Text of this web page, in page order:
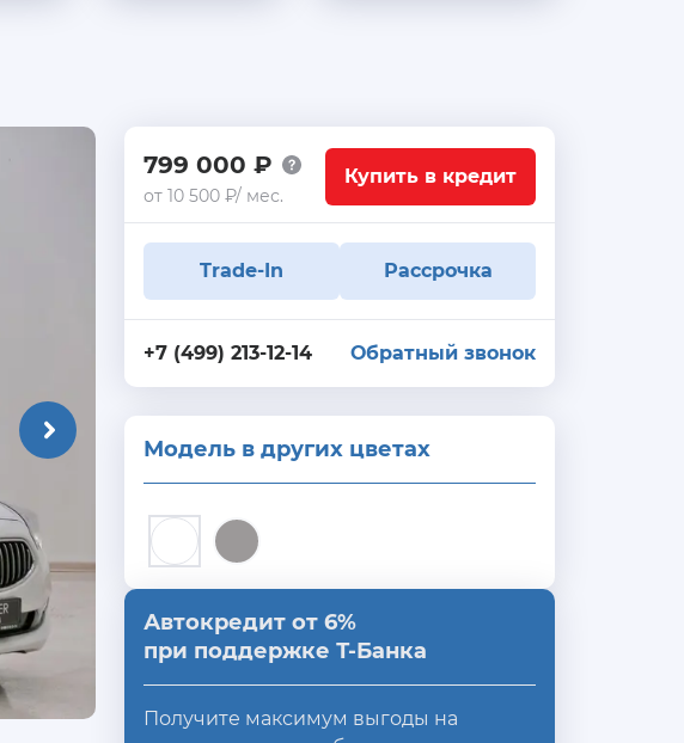
799 000 ₽
от 10 500 ₽/ мес.
Купить в кредит
Trade-In Рассрочка
+7 (499) 213-12-14 Обратный звонок
Модель в других цветах
Автокредит от 6%
при поддержке Т-Банка
Получите максимум выгоды на